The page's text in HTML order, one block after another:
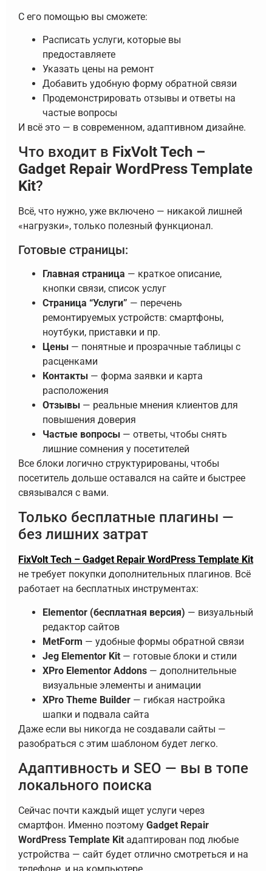
С его помощью вы сможете:
Расписать услуги, которые вы
предоставляете
Указать цены на ремонт
Добавить удобную форму обратной связи
Продемонстрировать отзывы и ответы на
частые вопросы
И всё это — в современном, адаптивном дизайне.
Что входит в FixVolt Tech –
Gadget Repair WordPress Template
Kit?
Всё, что нужно, уже включено — никакой лишней
«нагрузки», только полезный функционал.
Готовые страницы:
Главная страница — краткое описание,
кнопки связи, список услуг
Страница “Услуги” — перечень
ремонтируемых устройств: смартфоны,
ноутбуки, приставки и пр.
Цены — понятные и прозрачные таблицы с
расценками
Контакты — форма заявки и карта
расположения
Отзывы — реальные мнения клиентов для
повышения доверия
Частые вопросы — ответы, чтобы снять
лишние сомнения у посетителей
Все блоки логично структурированы, чтобы
посетитель дольше оставался на сайте и быстрее
связывался с вами.
Только бесплатные плагины —
без лишних затрат
FixVolt Tech – Gadget Repair WordPress Template Kit
не требует покупки дополнительных плагинов. Всё
работает на бесплатных инструментах:
Elementor (бесплатная версия) — визуальный
редактор сайтов
MetForm — удобные формы обратной связи
Jeg Elementor Kit — готовые блоки и стили
XPro Elementor Addons — дополнительные
визуальные элементы и анимации
XPro Theme Builder — гибкая настройка
шапки и подвала сайта
Даже если вы никогда не создавали сайты —
разобраться с этим шаблоном будет легко.
Адаптивность и SEO — вы в топе
локального поиска
Сейчас почти каждый ищет услуги через
смартфон. Именно поэтому Gadget Repair
WordPress Template Kit адаптирован под любые
устройства — сайт будет отлично смотреться и на